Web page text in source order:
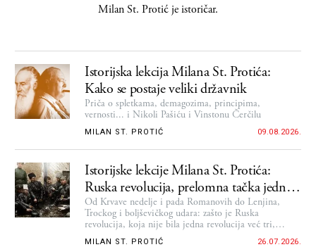
Milan St. Protić je istoričar.
Istorijska lekcija Milana St. Protića:
Kako se postaje veliki državnik
Priča o spletkama, demagozima, principima,
vernosti... i Nikoli Pašiću i Vinstonu Čerčilu
MILAN ST. PROTIĆ 09.08.2026.
Istorijske lekcije Milana St. Protića:
Ruska revolucija, prelomna tačka jednog
veka ili sudbonosni udes istorije
Od Krvave nedelje i pada Romanovih do Lenjina,
Trockog i boljševičkog udara: zašto je Ruska
revolucija, koja nije bila jedna revolucija već tri,
najvažniji politički događaj 20. veka
MILAN ST. PROTIĆ 26.07.2026.